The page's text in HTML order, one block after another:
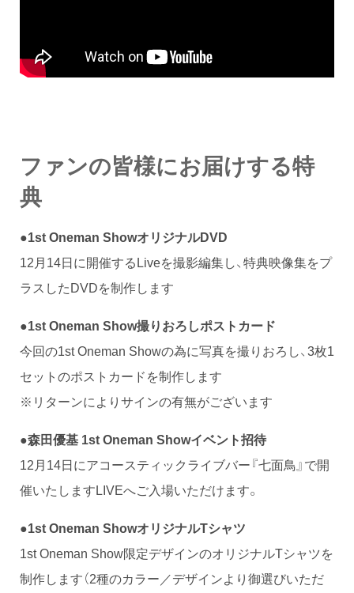
ファンの皆様にお届けする特
典
●1st Oneman ShowオリジナルDVD
12月14日に開催するLiveを撮影編集し、特典映像集をプ
ラスしたDVDを制作します
●1st Oneman Show撮りおろしポストカード
今回の1st Oneman Showの為に写真を撮りおろし、3枚1
セットのポストカードを制作します
※リターンによりサインの有無がございます
●森田優基 1st Oneman Showイベント招待
12月14日にアコースティックライブバー『七面鳥』で開
催いたしますLIVEへご入場いただけます。
●1st Oneman ShowオリジナルTシャツ
1st Oneman Show限定デザインのオリジナルTシャツを
制作します（2種のカラー／デザインより御選びいただ